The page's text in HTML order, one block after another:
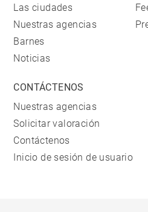
Las ciudades
Nuestras agencias
Barnes
Noticias
CONTÁCTENOS
Nuestras agencias
Solicitar valoración
Contáctenos
Inicio de sesión de usuario